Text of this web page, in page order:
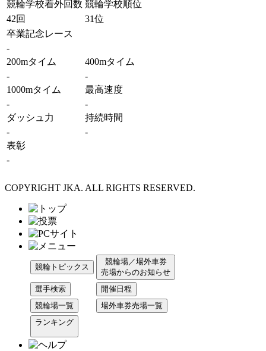
競輪学校着外回数 競輪学校順位
42回
31位
卒業記念レース
-
200mタイム
400mタイム
-
-
1000mタイム
最高速度
-
-
ダッシュ力
持続時間
-
-
表彰
-
COPYRIGHT JKA. ALL RIGHTS RESERVED.
競輪トピックス
競輪場／場外車券
売場からのお知らせ
選手検索
開催日程
競輪場一覧
場外車券売場一覧
ランキング